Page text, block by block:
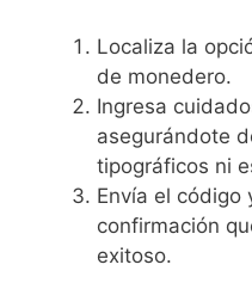
Localiza la
de monedero.
Ingresa
asegurándote
tipográficos ni
Envía el código
confirmación
exitoso.